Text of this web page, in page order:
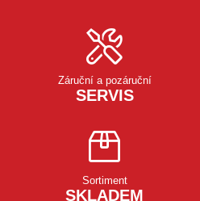
Záruční a pozáruční
SERVIS
Sortiment
SKLADEM